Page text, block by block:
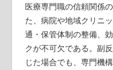
医療専門職の信頼関係
た、病院や地域クリニ
通・保管体制の整備、
クが不可欠である。副
じた場合でも、専門機